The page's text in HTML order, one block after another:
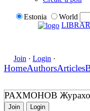
Estonia
World
Join · Login ·
HomeAuthorsArticles
РАХМОНОВ Журахон
Join Login